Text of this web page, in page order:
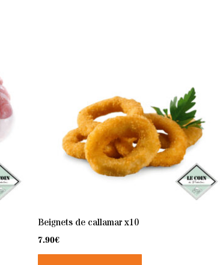
Beignets de callamar x10
7.90€